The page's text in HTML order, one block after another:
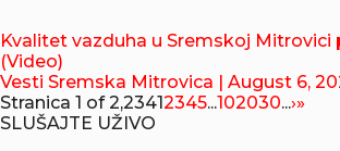
Kvalitet vazduha u Sremskoj
(Video)
Vesti Sremska Mitrovica | August 6,
Stranica 1 of 2,23412345...102030...›»
SLUŠAJTE UŽIVO